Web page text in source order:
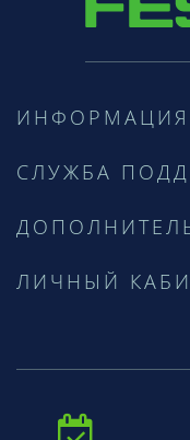
ИНФОРМАЦИЯ
СЛУЖБА
ЛИЧНЫЙ